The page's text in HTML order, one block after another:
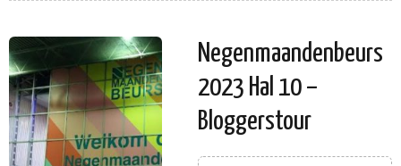
Negenmaandenbeurs
2023 Hal 10 –
Bloggerstour